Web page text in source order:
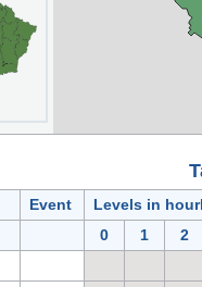
Event
Levels in
0
1
2